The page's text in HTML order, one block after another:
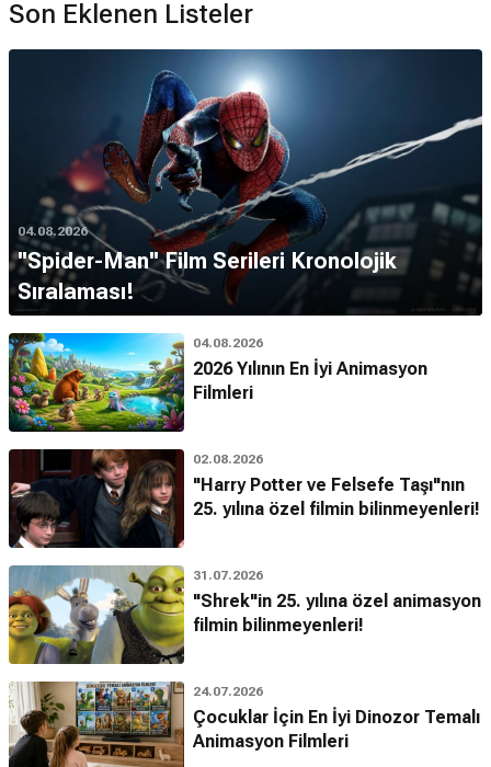
Son Eklenen Listeler
04.08.2026
''Spider-Man'' Film Serileri Kronolojik
Sıralaması!
04.08.2026
2026 Yılının En İyi Animasyon
Filmleri
02.08.2026
"Harry Potter ve Felsefe Taşı"nın
25. yılına özel filmin bilinmeyenleri!
31.07.2026
"Shrek"in 25. yılına özel animasyon
filmin bilinmeyenleri!
24.07.2026
Çocuklar İçin En İyi Dinozor Temalı
Animasyon Filmleri